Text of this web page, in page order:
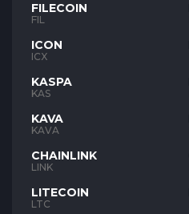
FILECOIN
FIL
ICON
ICX
KASPA
KAS
KAVA
KAVA
CHAINLINK
LINK
LITECOIN
LTC